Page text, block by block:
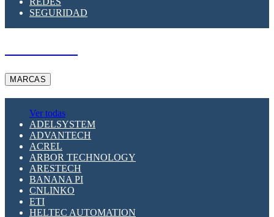
SEGURIDAD
MARCAS
Ver todas
ADELSYSTEM
ADVANTECH
ACREL
ARBOR TECHNOLOGY
ARESTECH
BANANA PI
CNLINKO
ETI
HELTEC AUTOMATION